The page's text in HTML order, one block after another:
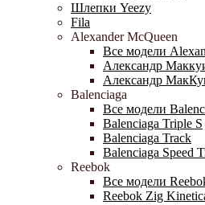
Шлепки Yeezy
Fila
Alexander McQueen
Все модели
Александр
Александр
Balenciaga
Все модели
Balenciaga Triple S
Balenciaga Track
Balenciaga Speed
Reebok
Все модели
Reebok Zig